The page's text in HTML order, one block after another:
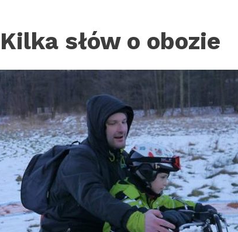
Kilka słów o obozie